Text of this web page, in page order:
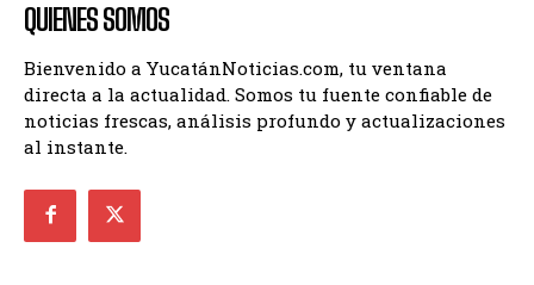
QUIENES SOMOS
Bienvenido a YucatánNoticias.com, tu ventana
directa a la actualidad. Somos tu fuente confiable de
noticias frescas, análisis profundo y actualizaciones
al instante.